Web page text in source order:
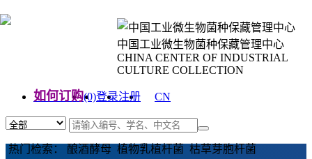
中国工业微生物菌种保藏管理中心
CHINA CENTER OF INDUSTRIAL
CULTURE COLLECTION
如何订购(0)登录注册
CN
热门检索： 酿酒酵母 植物乳植杆菌 枯草芽胞杆菌